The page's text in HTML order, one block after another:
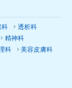
科
透析科
精神科
科
美容皮膚科